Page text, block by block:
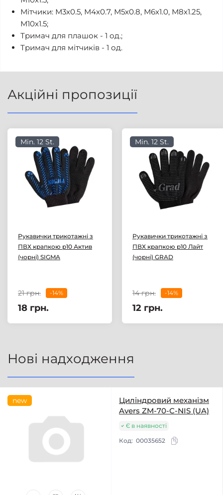
Мітчики: М3х0.5, М4х0.7, М5х0.8, М6х1.0, М8х1.25,
М10х1.5;
Тримач для плашок - 1 од.;
Тримач для мітчиків - 1 од.
Акційні пропозиції
Min. 12 St.
Рукавички трикотажні з
ПВХ крапкою р10 Актив
(чорні) SIGMA
21 грн. -14%
18 грн.
Min. 12 St.
Рукавички трикотажні з
ПВХ крапкою р10 Лайт
(чорні) GRAD
14 грн. -14%
12 грн.
Нові надходження
new
Циліндровий механізм
Avers ZM-70-C-NIS (UA)
Є в наявності
Код: 00035652